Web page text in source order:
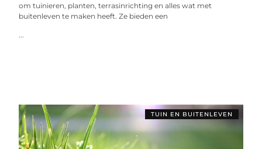
om tuinieren, planten, terrasinrichting en alles wat met
buitenleven te maken heeft. Ze bieden een
...
TUIN EN BUITENLEVEN